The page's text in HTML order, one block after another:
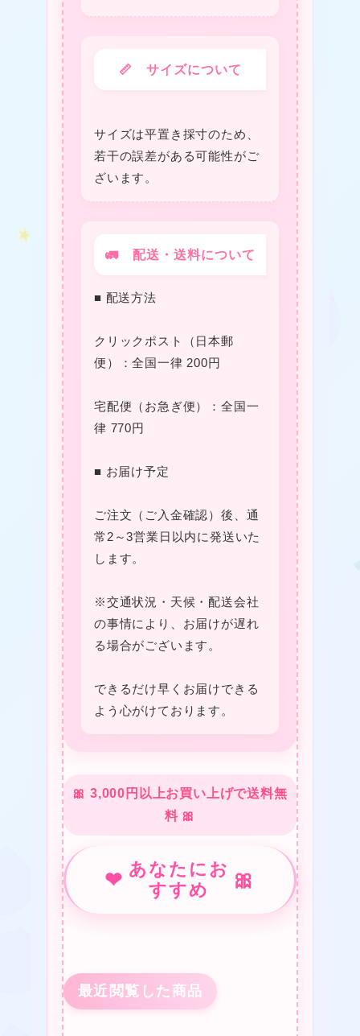
📏 サイズについて
サイズは平置き採寸のため、
若干の誤差がある可能性がご
ざいます。
🚛 配送・送料について
■ 配送方法
クリックポスト（日本郵
便）：全国一律 200円
宅配便（お急ぎ便）：全国一
律 770円
■ お届け予定
ご注文（ご入金確認）後、通
常2～3営業日以内に発送いた
します。
※交通状況・天候・配送会社
の事情により、お届けが遅れ
る場合がございます。
できるだけ早くお届けできる
よう心がけております。
🎀 3,000円以上お買い上げで送料無
料 🎀
❤ あなたにお
すすめ
🎀
最近閲覧した商品
★
★
❤